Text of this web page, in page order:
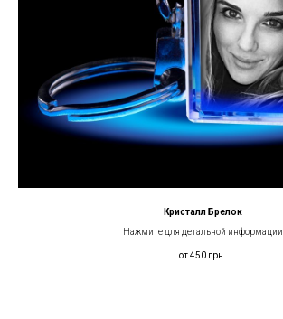
Кристалл Брелок
Нажмите для детальной информации
от 450 грн.